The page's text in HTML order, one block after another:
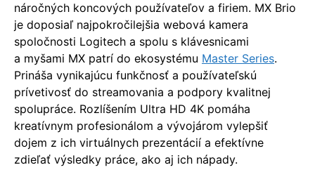
náročných koncových používateľov a firiem. MX Brio
je doposiaľ najpokročilejšia webová kamera
spoločnosti Logitech a spolu s klávesnicami
a myšami MX patrí do ekosystému Master Series.
Prináša vynikajúcu funkčnosť a používateľskú
prívetivosť do streamovania a podpory kvalitnej
spolupráce. Rozlíšením Ultra HD 4K pomáha
kreatívnym profesionálom a vývojárom vylepšiť
dojem z ich virtuálnych prezentácií a efektívne
zdieľať výsledky práce, ako aj ich nápady.